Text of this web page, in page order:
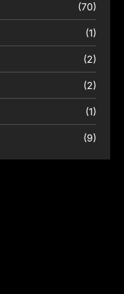
(70)
(1)
(2)
(2)
(1)
(9)